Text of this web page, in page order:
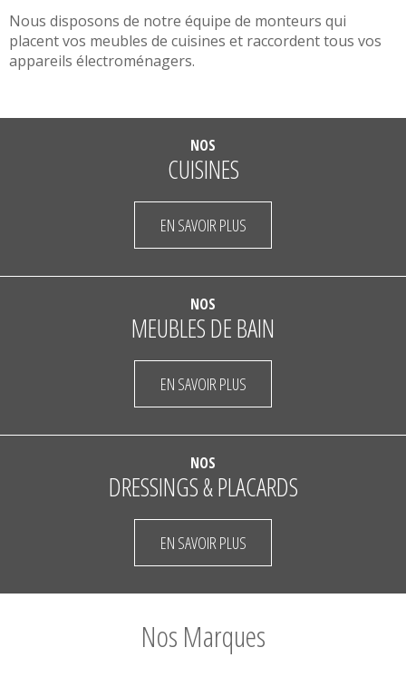
Nous disposons de notre équipe de monteurs qui
placent vos meubles de cuisines et raccordent tous vos
appareils électroménagers.
NOS
CUISINES
EN SAVOIR PLUS
NOS
MEUBLES DE BAIN
EN SAVOIR PLUS
NOS
DRESSINGS & PLACARDS
EN SAVOIR PLUS
Nos Marques